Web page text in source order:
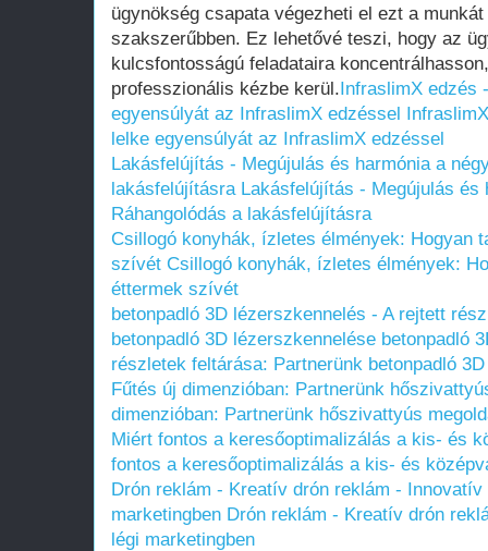
ügynökség csapata végezheti el ezt a
szakszerűbben. Ez lehetővé teszi, hogy az
kulcsfontosságú feladataira
professzionális kézbe kerül.InfraslimX edzés
egyensúlyát az InfraslimX edzéssel
lelke egyensúlyát az InfraslimX edzéssel
Lakásfelújítás - Megújulás és harmónia a
lakásfelújításra Lakásfelújítás - Megújulás és
Ráhangolódás a lakásfelújításra
Csillogó konyhák, ízletes élmények: Hogyan
szívét Csillogó konyhák, ízletes élmények:
éttermek szívét
betonpadló 3D lézerszkennelés - A rejtett
betonpadló 3D lézerszkennelése betonpadló
részletek feltárása: Partnerünk betonpadló
Fűtés új dimenzióban: Partnerünk
dimenzióban: Partnerünk hőszivattyús
Miért fontos a keresőoptimalizálás a kis- és
fontos a keresőoptimalizálás a kis- és
Drón reklám - Kreatív drón reklám - Innovatív
marketingben Drón reklám - Kreatív drón
légi marketingben